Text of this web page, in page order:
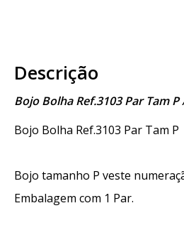
Descrição
Bojo Bolha Ref.3103 Par Tam P
Bojo Bolha Ref.3103 Par Tam P
Bojo tamanho P veste
Embalagem com 1 Par.